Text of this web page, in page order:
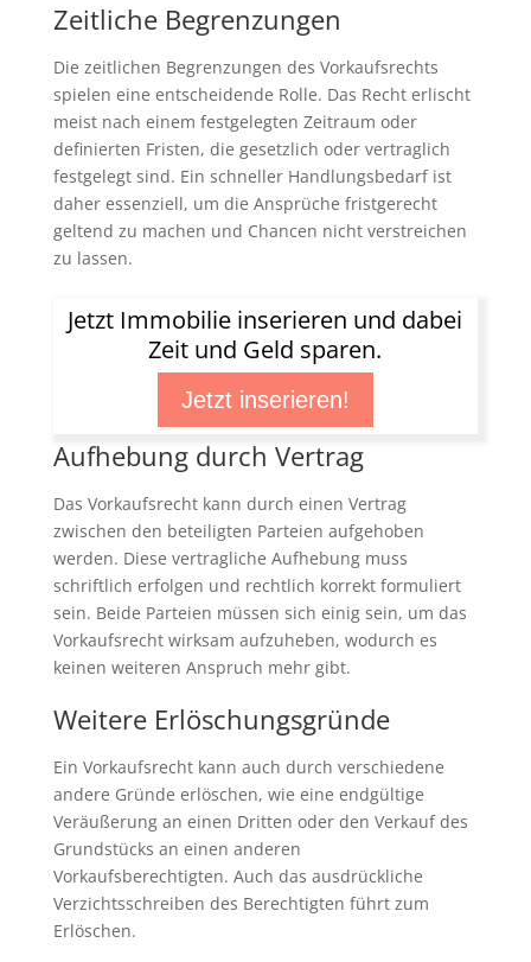
Zeitliche Begrenzungen
Die zeitlichen Begrenzungen des Vorkaufsrechts
spielen eine entscheidende Rolle. Das Recht erlischt
meist nach einem festgelegten Zeitraum oder
definierten Fristen, die gesetzlich oder vertraglich
festgelegt sind. Ein schneller Handlungsbedarf ist
daher essenziell, um die Ansprüche fristgerecht
geltend zu machen und Chancen nicht verstreichen
zu lassen.
Jetzt Immobilie inserieren und dabei
Zeit und Geld sparen.
Jetzt inserieren!
Aufhebung durch Vertrag
Das Vorkaufsrecht kann durch einen Vertrag
zwischen den beteiligten Parteien aufgehoben
werden. Diese vertragliche Aufhebung muss
schriftlich erfolgen und rechtlich korrekt formuliert
sein. Beide Parteien müssen sich einig sein, um das
Vorkaufsrecht wirksam aufzuheben, wodurch es
keinen weiteren Anspruch mehr gibt.
Weitere Erlöschungsgründe
Ein Vorkaufsrecht kann auch durch verschiedene
andere Gründe erlöschen, wie eine endgültige
Veräußerung an einen Dritten oder den Verkauf des
Grundstücks an einen anderen
Vorkaufsberechtigten. Auch das ausdrückliche
Verzichtsschreiben des Berechtigten führt zum
Erlöschen.